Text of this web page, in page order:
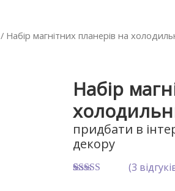
/ Набір магнітних планерів на
Набір
придбати в
декору
(3